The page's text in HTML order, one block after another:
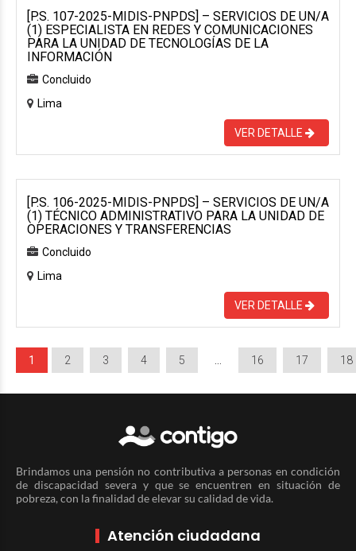
[P.S. 107-2025-MIDIS-PNPDS] – SERVICIOS DE UN/A
(1) ESPECIALISTA EN REDES Y COMUNICACIONES
PARA LA UNIDAD DE TECNOLOGÍAS DE LA
INFORMACIÓN
Concluido
Lima
VER DETALLE
[P.S. 106-2025-MIDIS-PNPDS] – SERVICIOS DE UN/A
(1) TÉCNICO ADMINISTRATIVO PARA LA UNIDAD DE
OPERACIONES Y TRANSFERENCIAS
Concluido
Lima
VER DETALLE
1 2 3 4 5 16 17 18
Brindamos una pensión no contributiva a personas en condición
de discapacidad severa y que se encuentren en situación de
pobreza, con la finalidad de elevar su calidad de vida.
Atención ciudadana